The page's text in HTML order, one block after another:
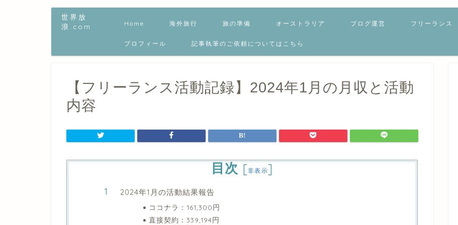
世界放
浪.com
Home 海外旅行 旅の準備 オーストラリア ブログ運営 フリーランス
プロフィール 記事執筆のご依頼についてはこちら
【フリーランス活動記録】2024年1月の月収と活動
内容
目次 [非表示]
2024年1月の活動結果報告
ココナラ：161,300円
直接契約：339,194円